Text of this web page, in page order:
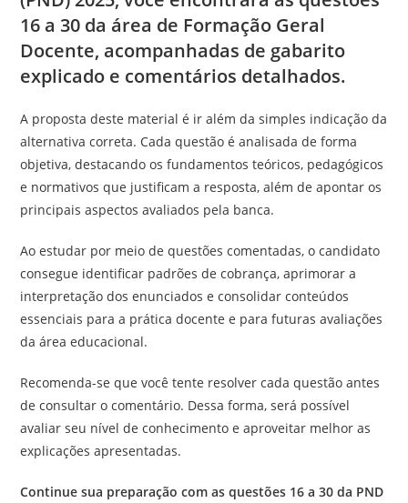
16 a 30 da área de Formação Geral
Docente, acompanhadas de gabarito
explicado e comentários detalhados.
A proposta deste material é ir além da simples indicação da
alternativa correta. Cada questão é analisada de forma
objetiva, destacando os fundamentos teóricos, pedagógicos
e normativos que justificam a resposta, além de apontar os
principais aspectos avaliados pela banca.
Ao estudar por meio de questões comentadas, o candidato
consegue identificar padrões de cobrança, aprimorar a
interpretação dos enunciados e consolidar conteúdos
essenciais para a prática docente e para futuras avaliações
da área educacional.
Recomenda-se que você tente resolver cada questão antes
de consultar o comentário. Dessa forma, será possível
avaliar seu nível de conhecimento e aproveitar melhor as
explicações apresentadas.
Continue sua preparação com as questões 16 a 30 da PND